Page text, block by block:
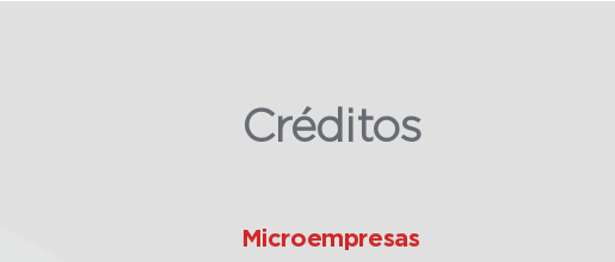
Créditos
Microempresas